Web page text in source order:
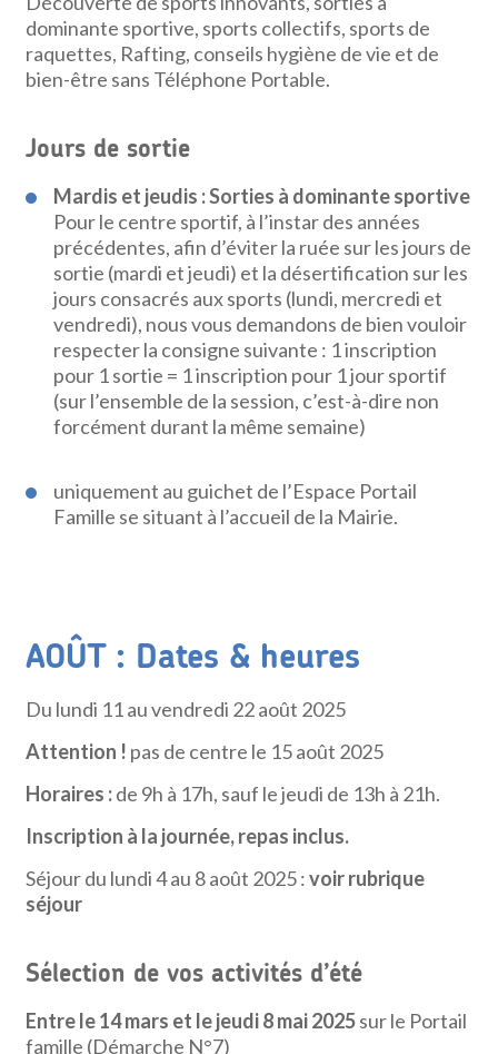
dominante sportive, sports collectifs, sports de
raquettes, Rafting, conseils hygiène de vie et de
bien-être sans Téléphone Portable.
Jours de sortie
Mardis et jeudis : Sorties à dominante sportive
Pour le centre sportif, à l’instar des années
précédentes, afin d’éviter la ruée sur les jours de
sortie (mardi et jeudi) et la désertification sur les
jours consacrés aux sports (lundi, mercredi et
vendredi), nous vous demandons de bien vouloir
respecter la consigne suivante : 1 inscription
pour 1 sortie = 1 inscription pour 1 jour sportif
(sur l’ensemble de la session, c’est-à-dire non
forcément durant la même semaine)
uniquement au guichet de l’Espace Portail
Famille se situant à l’accueil de la Mairie.
AOÛT : Dates & heures
Du lundi 11 au vendredi 22 août 2025
Attention ! pas de centre le 15 août 2025
Horaires :de 9h à 17h, sauf le jeudi de 13h à 21h.
Inscription à la journée, repas inclus.
Séjour du lundi 4 au 8 août 2025 :voir rubrique
séjour
Sélection de vos activités d’été
Entre le 14 mars et le jeudi 8 mai 2025sur le Portail
famille (Démarche N°7)